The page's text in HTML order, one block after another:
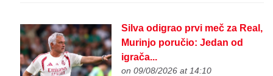
Silva odigrao prvi meč za Real,
Murinjo poručio: Jedan od
igrača...
on 09/08/2026 at 14:10